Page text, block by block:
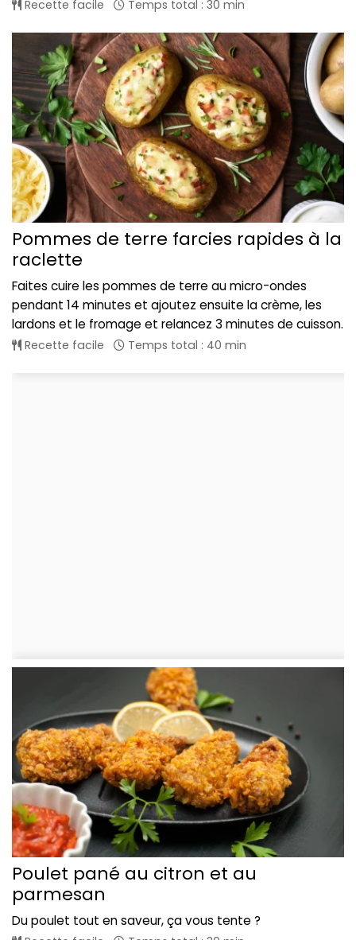
Recette facile Temps total : 30 min
Pommes de terre farcies rapides à la
raclette
Faites cuire les pommes de terre au micro-ondes
pendant 14 minutes et ajoutez ensuite la crème, les
lardons et le fromage et relancez 3 minutes de cuisson.
Recette facile Temps total : 40 min
Poulet pané au citron et au
parmesan
Du poulet tout en saveur, ça vous tente ?